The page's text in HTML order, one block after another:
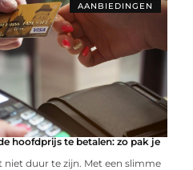
AANBIEDINGEN
hoofdprijs te betalen: zo pak je
duur te zijn. Met een slimme